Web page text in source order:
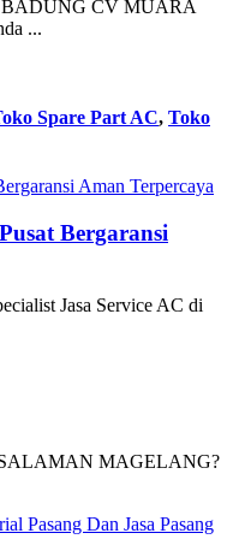
CV MUARA
...
Spare Part AC, Toko
Bergaransi
Jasa Service AC di
SALAMAN MAGELANG?